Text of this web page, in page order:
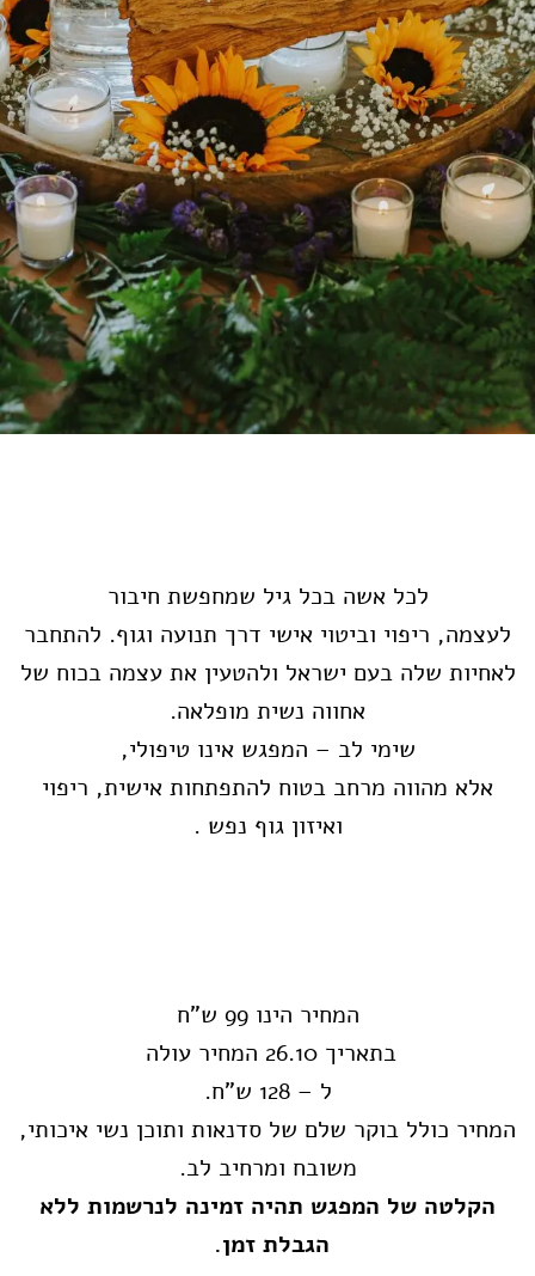
לכל אשה בכל גיל שמחפשת חיבור
לעצמה, ריפוי וביטוי אישי דרך תנועה וגוף. להתחבר
לאחיות שלה בעם ישראל ולהטעין את עצמה בכוח של
אחווה נשית מופלאה.
שימי לב – המפגש אינו טיפולי,
אלא מהווה מרחב בטוח להתפתחות אישית, ריפוי
ואיזון גוף נפש .
המחיר הינו 99 ש"ח
בתאריך 26.10 המחיר עולה
ל – 128 ש"ח.
המחיר כולל בוקר שלם של סדנאות ותוכן נשי איכותי,
משובח ומרחיב לב.
הקלטה של המפגש תהיה זמינה לנרשמות ללא
הגבלת זמן.